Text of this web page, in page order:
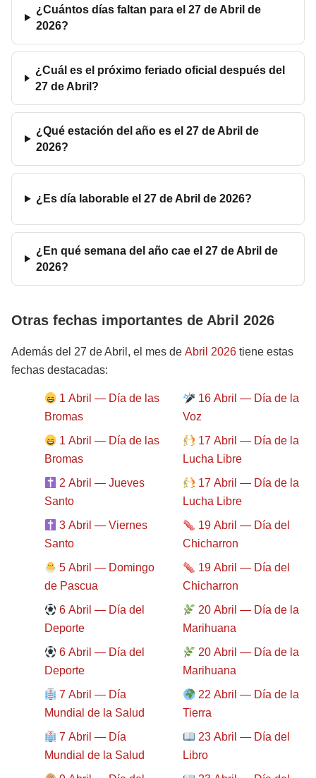
¿Cuántos días faltan para el 27 de Abril de
2026?
¿Cuál es el próximo feriado oficial después del
27 de Abril?
¿Qué estación del año es el 27 de Abril de
2026?
¿Es día laborable el 27 de Abril de 2026?
¿En qué semana del año cae el 27 de Abril de
2026?
Otras fechas importantes de Abril 2026
Además del 27 de Abril, el mes de Abril 2026 tiene estas
fechas destacadas:
1 Abril — Día de las
Bromas
1 Abril — Día de las
Bromas
2 Abril — Jueves
Santo
3 Abril — Viernes
Santo
5 Abril — Domingo
de Pascua
6 Abril — Día del
Deporte
6 Abril — Día del
Deporte
7 Abril — Día
Mundial de la Salud
7 Abril — Día
Mundial de la Salud
16 Abril — Día de la
Voz
17 Abril — Día de la
Lucha Libre
17 Abril — Día de la
Lucha Libre
19 Abril — Día del
Chicharron
19 Abril — Día del
Chicharron
20 Abril — Día de la
Marihuana
20 Abril — Día de la
Marihuana
22 Abril — Día de la
Tierra
23 Abril — Día del
Libro